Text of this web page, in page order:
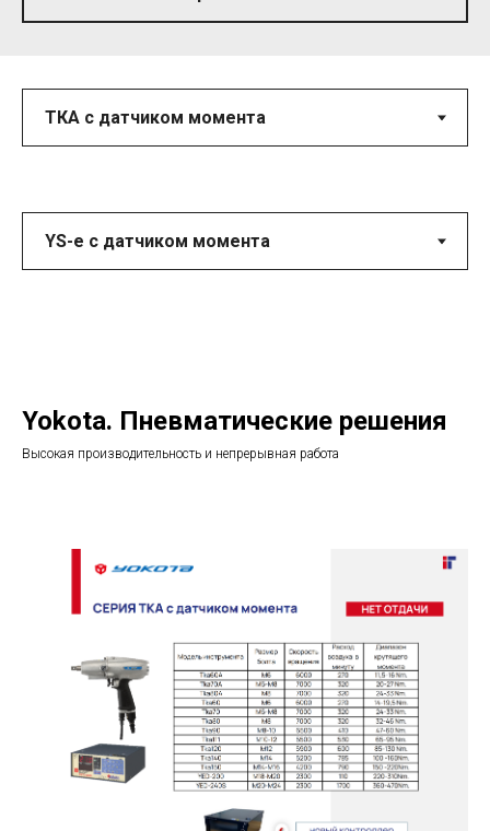
Yokota. Пневматические решения
Высокая производительность и непрерывная работа